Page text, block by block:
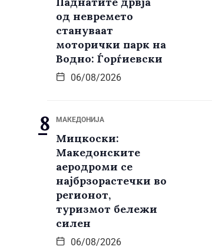
од невремето
стануваат
моторички парк на
Водно: Ѓорѓиевски
06/08/2026
МАКЕДОНИЈА
Мицкоски:
Македонските
аеродроми се
најбрзорастечки во
регионот,
туризмот бележи
силен
06/08/2026